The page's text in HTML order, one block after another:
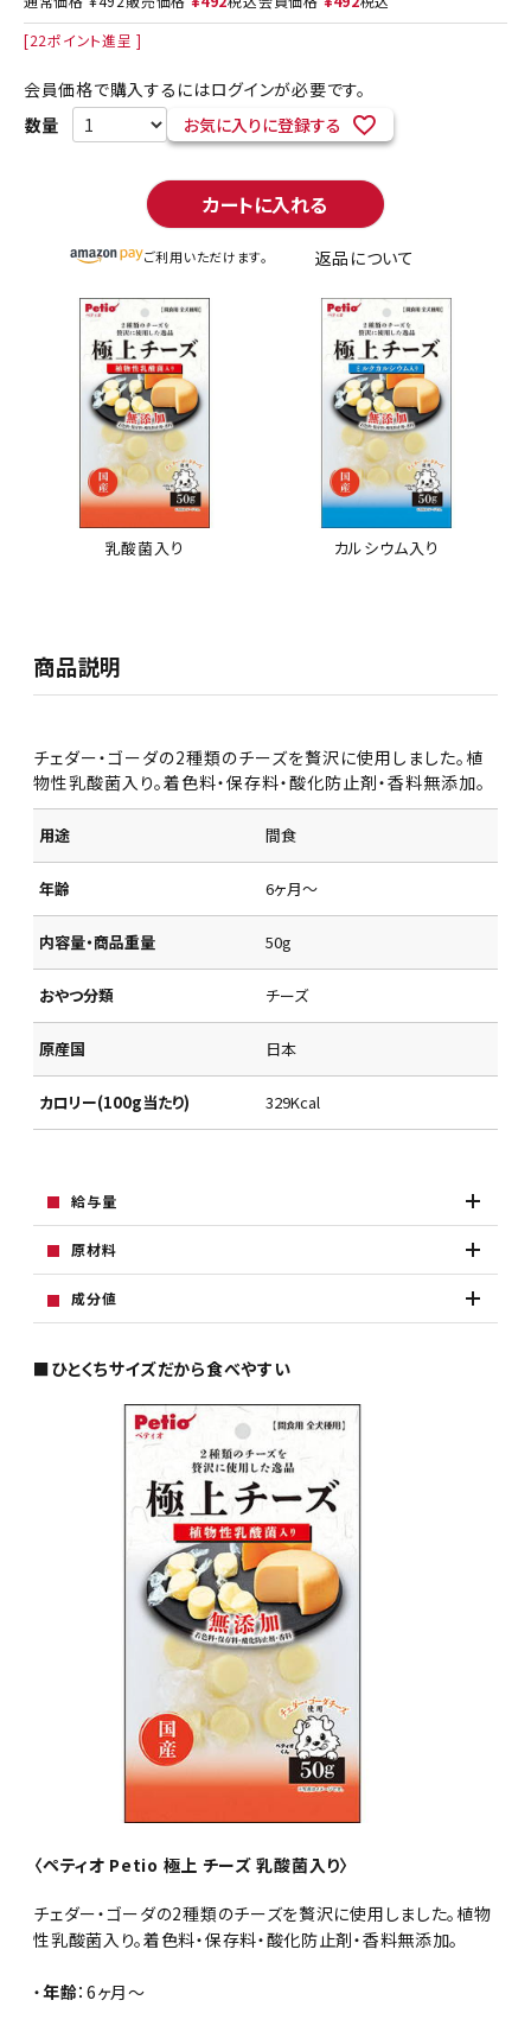
[22ポイント進呈 ]
会員価格で購入するにはログインが必要です。
お気に入りに登録する
カートに入れる
ご利用いただけます。 返品について
乳酸菌入り カルシウム入り
商品説明
チェダー・ゴーダの2種類のチーズを贅沢に使用しました。植
物性乳酸菌入り。着色料・保存料・酸化防止剤・香料無添加。
用途 間食
年齢 6ヶ月～
内容量・商品重量 50g
おやつ分類 チーズ
原産国 日本
カロリー(100g当たり) 329Kcal
給与量
原材料
成分値
■ひとくちサイズだから食べやすい
〈ペティオ Petio 極上 チーズ 乳酸菌入り〉
チェダー・ゴーダの2種類のチーズを贅沢に使用しました。植物
性乳酸菌入り。着色料・保存料・酸化防止剤・香料無添加。
・年齢：6ヶ月～